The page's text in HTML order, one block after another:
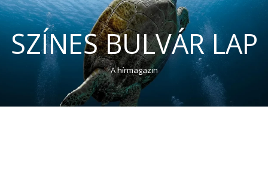
SZÍNES BULVÁR LAP
A hírmagazin